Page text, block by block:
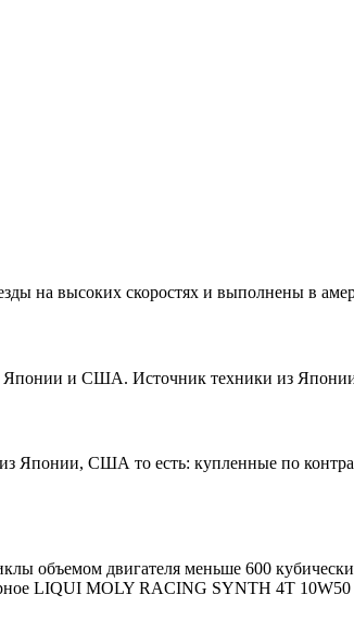
на высоких скоростях и выполнены в
Японии и США. Источник техники из
Японии, США то есть: купленные по
объемом двигателя меньше 600
LIQUI MOLY RACING SYNTH 4T 10W50